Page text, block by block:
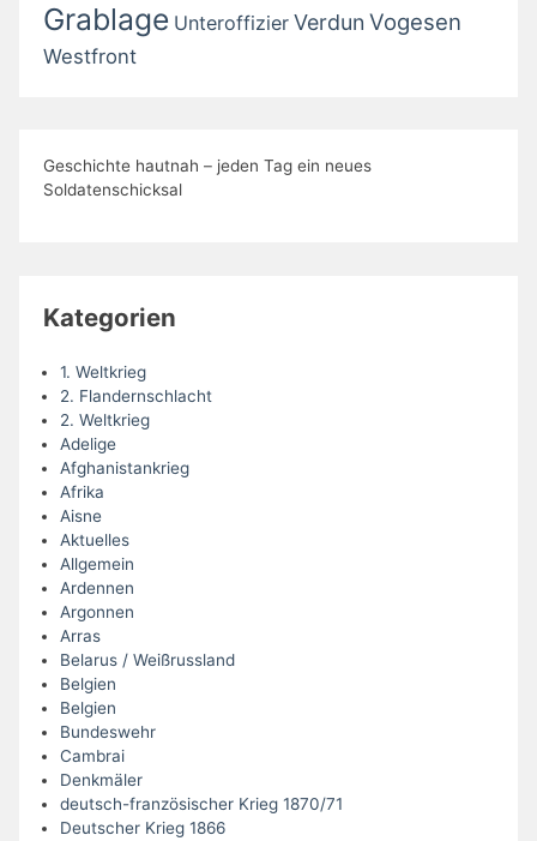
Grablage Unteroffizier Verdun Vogesen
Westfront
Geschichte hautnah – jeden Tag ein neues
Soldatenschicksal
Kategorien
1. Weltkrieg
2. Flandernschlacht
2. Weltkrieg
Adelige
Afghanistankrieg
Afrika
Aisne
Aktuelles
Allgemein
Ardennen
Argonnen
Arras
Belarus / Weißrussland
Belgien
Belgien
Bundeswehr
Cambrai
Denkmäler
deutsch-französischer Krieg 1870/71
Deutscher Krieg 1866